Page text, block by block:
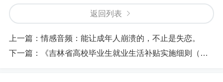
到好几万的赞。
在这个时代里，“加速”成了生活的常态，“用时长短”成了我
们衡量一切成败的标准。
返回列表
上一篇：情感音频：能让成年人崩溃的，不止是失恋。
下一篇：
《吉林省高校毕业生就业生活补贴实施细则（暂行）》解读